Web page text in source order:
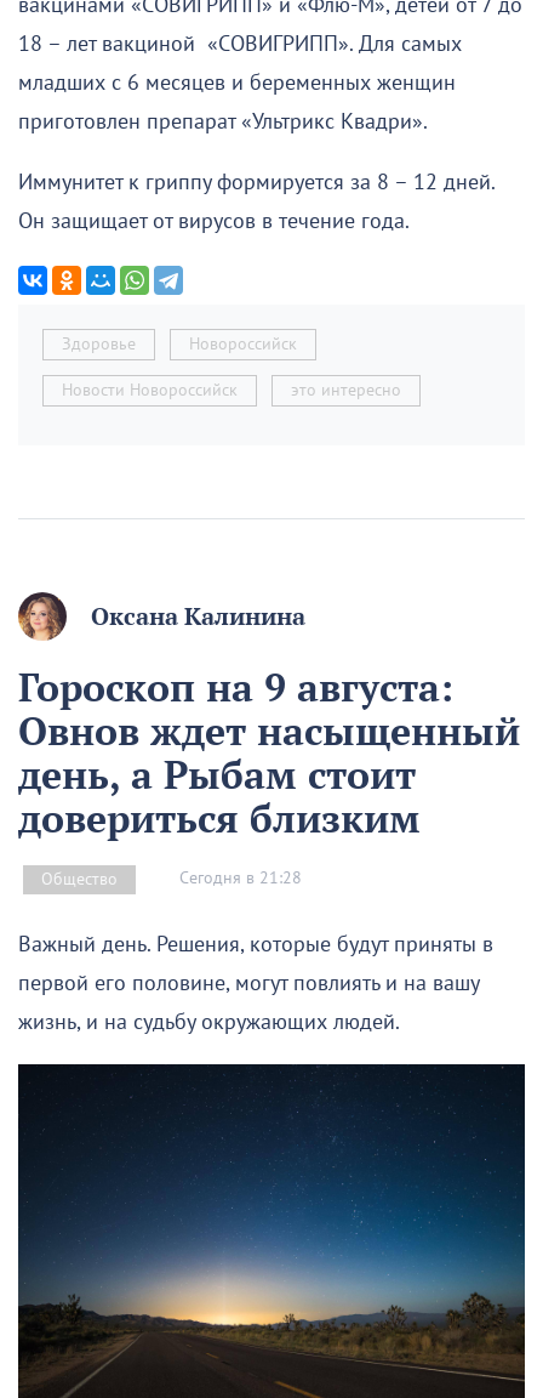
18 – лет вакциной «СОВИГРИПП». Для самых
младших с 6 месяцев и беременных женщин
приготовлен препарат «Ультрикс Квадри».
Иммунитет к гриппу формируется за 8 – 12 дней.
Он защищает от вирусов в течение года.
Здоровье Новороссийск
Новости Новороссийск это интересно
Оксана Калинина
Гороскоп на 9 августа:
Овнов ждет насыщенный
день, а Рыбам стоит
довериться близким
Общество Сегодня в 21:28
Важный день. Решения, которые будут приняты в
первой его половине, могут повлиять и на вашу
жизнь, и на судьбу окружающих людей.